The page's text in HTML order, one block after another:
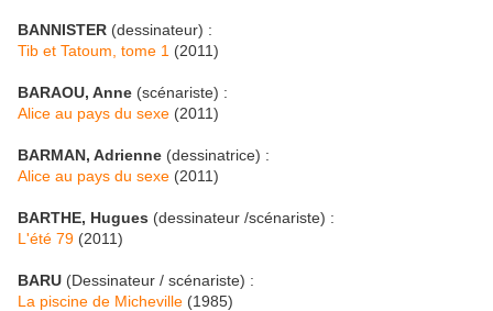
BANNISTER (dessinateur) :
Tib et Tatoum, tome 1 (2011)
BARAOU, Anne (scénariste) :
Alice au pays du sexe (2011)
BARMAN, Adrienne (dessinatrice) :
Alice au pays du sexe (2011)
BARTHE, Hugues (dessinateur /scénariste) :
L'été 79 (2011)
BARU (Dessinateur / scénariste) :
La piscine de Micheville (1985)